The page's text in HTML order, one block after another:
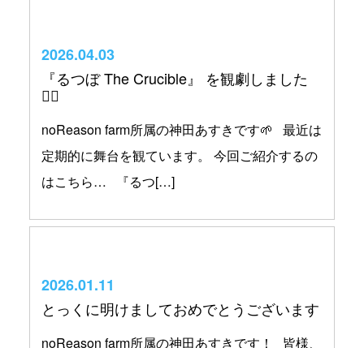
2026.04.03
『るつぼ The Crucible』 を観劇しました
🧙‍♀️
noReason farm所属の神田あすきです🌱 最近は
定期的に舞台を観ています。 今回ご紹介するの
はこちら… 『るつ[…]
2026.01.11
とっくに明けましておめでとうございます
noReason farm所属の神田あすきです！ 皆様、